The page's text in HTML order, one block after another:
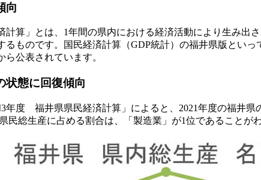
向
算」とは、1年間の県内における経済活動により生み出
ものです。国民経済計算（GDP統計）の福井県版とい
公表されています。
状態に回復傾向
度 福井県県民経済計算」によると、2021年度の福井県
民総生産に占める割合は、「製造業」が1位であることが